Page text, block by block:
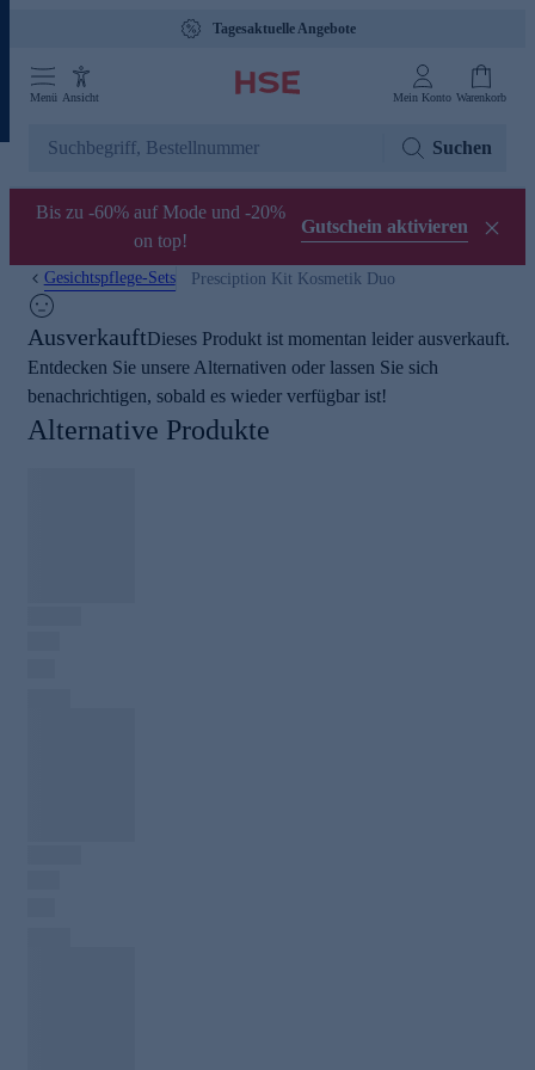
Tagesaktuelle Angebote
Menü Ansicht Mein Konto Warenkorb
Suchen
Bis zu -60% auf Mode und -20%
on top!
Gutschein aktivieren
Gesichtspflege-Sets Presciption Kit Kosmetik Duo
AusverkauftDieses Produkt ist momentan leider ausverkauft.
Entdecken Sie unsere Alternativen oder lassen Sie sich
benachrichtigen, sobald es wieder verfügbar ist!
Alternative Produkte